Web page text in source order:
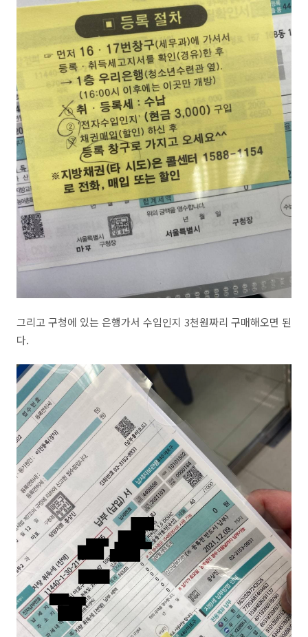
그리고 구청에 있는 은행가서 수입인지 3천원짜리 구매해오면 된
다.